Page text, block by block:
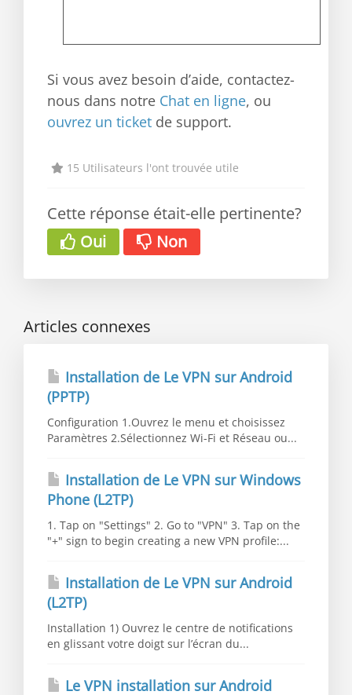
Si vous avez besoin d’aide, contactez-
nous dans notre Chat en ligne, ou
ouvrez un ticket de support.
15 Utilisateurs l'ont trouvée utile
Cette réponse était-elle pertinente?
Oui
Non
Articles connexes
Installation de Le VPN sur Android
(PPTP)
Configuration 1.Ouvrez le menu et choisissez
Paramètres 2.Sélectionnez Wi-Fi et Réseau ou...
Installation de Le VPN sur Windows
Phone (L2TP)
1. Tap on "Settings" 2. Go to "VPN" 3. Tap on the
"+" sign to begin creating a new VPN profile:...
Installation de Le VPN sur Android
(L2TP)
Installation 1) Ouvrez le centre de notifications
en glissant votre doigt sur l’écran du...
Le VPN installation sur Android